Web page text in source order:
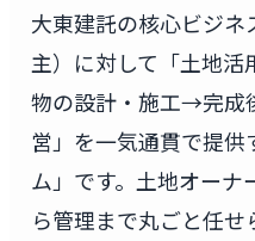
大東建託の核心ビジ
主）に対して「土地
物の設計・施工→完成
営」を一気通貫で提
ム」です。土地オーナ
ら管理まで丸ごと任せ